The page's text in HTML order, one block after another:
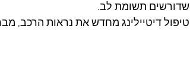
שדורשים תשומת לב.
טיפול דיטיילינג מחדש את נראות הרכב,